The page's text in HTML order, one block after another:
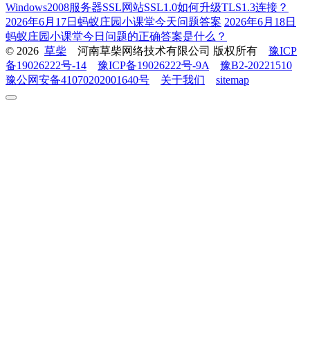
Windows2008服务器SSL网站SSL1.0如何升级TLS1.3连接？
2026年6月17日蚂蚁庄园小课堂今天问题答案 2026年6月18日
蚂蚁庄园小课堂今日问题的正确答案是什么？
© 2026 草柴 河南草柴网络技术有限公司 版权所有 豫ICP
备19026222号-14
豫ICP备19026222号-9A
豫B2-20221510
豫公网安备41070202001640号
关于我们 sitemap